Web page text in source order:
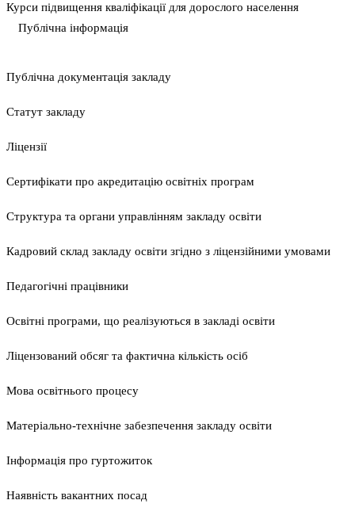
Курси підвищення кваліфікації для дорослого населення
Публічна інформація
Публічна документація закладу
Статут закладу
Ліцензії
Сертифікати про акредитацію освітніх програм
Структура та органи управлінням закладу освіти
Кадровий склад закладу освіти згідно з ліцензійними умовами
Педагогічні працівники
Освітні програми, що реалізуються в закладі освіти
Ліцензований обсяг та фактична кількість осіб
Мова освітнього процесу
Матеріально-технічне забезпечення закладу освіти
Інформація про гуртожиток
Наявність вакантних посад